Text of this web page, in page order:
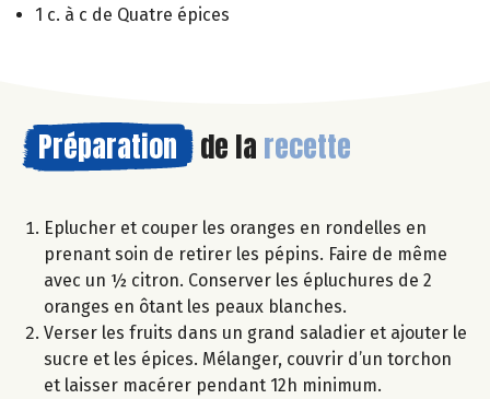
1 c. à c de Quatre épices
Préparation de la recette
Eplucher et couper les oranges en rondelles en
prenant soin de retirer les pépins. Faire de même
avec un ½ citron. Conserver les épluchures de 2
oranges en ôtant les peaux blanches.
Verser les fruits dans un grand saladier et ajouter le
sucre et les épices. Mélanger, couvrir d’un torchon
et laisser macérer pendant 12h minimum.